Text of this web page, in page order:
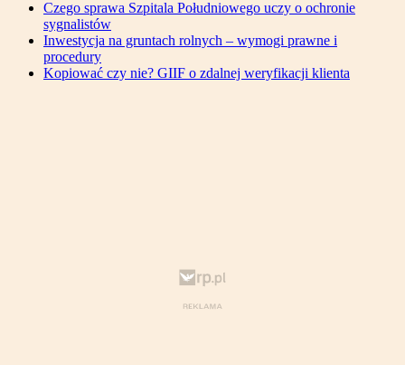
Czego sprawa Szpitala Południowego uczy o ochronie
sygnalistów
Inwestycja na gruntach rolnych – wymogi prawne i
procedury
Kopiować czy nie? GIIF o zdalnej weryfikacji klienta